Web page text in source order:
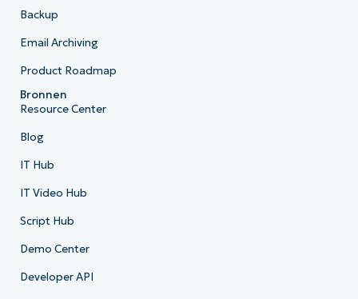
Backup
Email Archiving
Product Roadmap
Bronnen
Resource Center
Blog
IT Hub
IT Video Hub
Script Hub
Demo Center
Developer API